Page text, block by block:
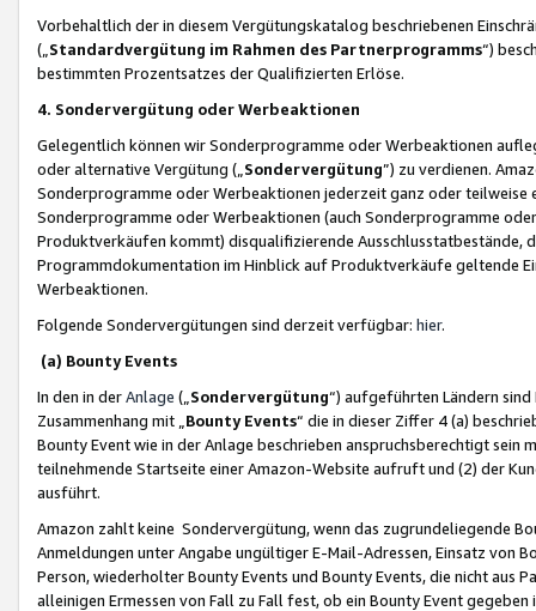
Vorbehaltlich der in diesem Vergütungskatalog beschriebenen
(„ Standardvergütung im Rahmen des Partnerprogramms“)
bestimmten Prozentsatzes der Qualifizierten Erlöse.
4. Sondervergütung oder Werbeaktionen
Gelegentlich können wir Sonderprogramme oder Werbeaktionen
oder alternative Vergütung („ Sondervergütung”) zu verdienen.
Sonderprogramme oder Werbeaktionen jederzeit ganz oder
Sonderprogramme oder Werbeaktionen (auch Sonderprogramme
Produktverkäufen kommt) disqualifizierende Ausschlusstatbestände,
Programmdokumentation im Hinblick auf Produktverkäufe geltende
Werbeaktionen.
Folgende Sondervergütungen sind derzeit verfügbar: hier.
(a) Bounty Events
In den in derAnlage („ Sondervergütung“) aufgeführten Ländern
Zusammenhang mit „ Bounty Events“ die in dieser Ziffer 4 (a)
Bounty Event wie in der Anlage beschrieben anspruchsberechtigt sein
teilnehmende Startseite einer Amazon-Website aufruft und (2) der
ausführt.
Amazon zahlt keine Sondervergütung, wenn das zugrundeliegende
Anmeldungen unter Angabe ungültiger E-Mail-Adressen, Einsatz von
Person, wiederholter Bounty Events und Bounty Events, die nicht
alleinigen Ermessen von Fall zu Fall fest, ob ein Bounty Event